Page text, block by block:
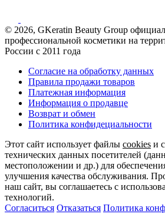
© 2026, GKeratin Beauty Group
профессиональной косметики на
России с 2011 года
Согласие на обработку данных
Правила продажи товаров
Платежная информация
Информация о продавце
Возврат и обмен
Политика конфидециальности
Этот сайт использует файлы cookies и
технических данных посетителей
местоположении и др.) для
улучшения качества обслуживания.
наш сайт, вы соглашаетесь с
технологий.
Согласиться Отказаться Политика